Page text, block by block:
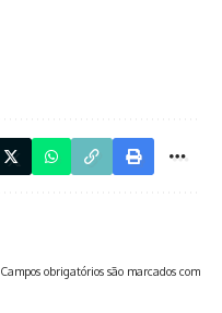
Campos obrigatórios são marcados com